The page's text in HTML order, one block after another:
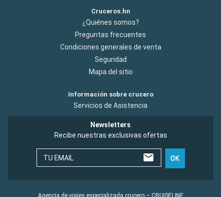
Cruceros.hn
¿Quiénes somos?
Preguntas frecuentes
Condiciones generales de venta
Seguridad
Mapa del sitio
Información sobre crucero
Servicios de Asistencia
Newsletters
Recibe nuestras exclusivas ofertas
TU EMAIL OK
Agencia de viajes especializada crucero – CRUISELINE